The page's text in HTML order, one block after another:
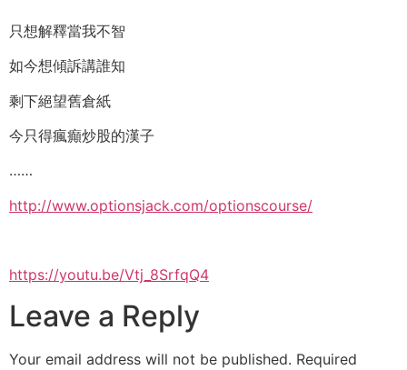
只想解釋當我不智
如今想傾訴講誰知
剩下絕望舊倉紙
今只得瘋癲炒股的漢子
……
http://www.optionsjack.com/optionscourse/
https://youtu.be/Vtj_8SrfqQ4
Leave a Reply
Your email address will not be published. Required